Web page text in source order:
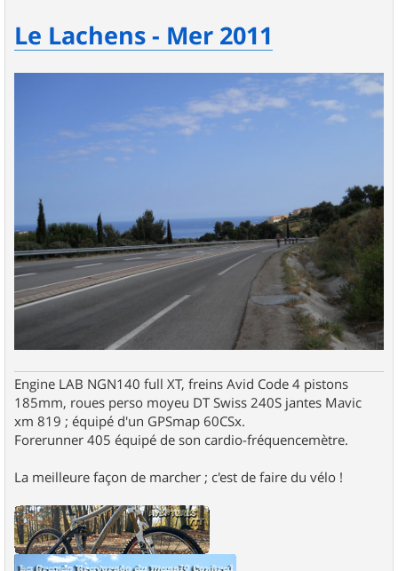
Le Lachens - Mer 2011
Engine LAB NGN140 full XT, freins Avid Code 4 pistons
185mm, roues perso moyeu DT Swiss 240S jantes Mavic
xm 819 ; équipé d'un GPSmap 60CSx.
Forerunner 405 équipé de son cardio-fréquencemètre.
La meilleure façon de marcher ; c'est de faire du vélo !